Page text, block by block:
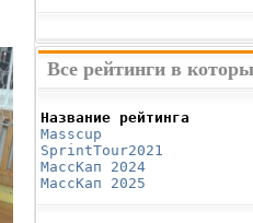
Все рейтинги в
Название рейтинга
Masscup
SprintTour2021
МассКап 2024
МассКап 2025